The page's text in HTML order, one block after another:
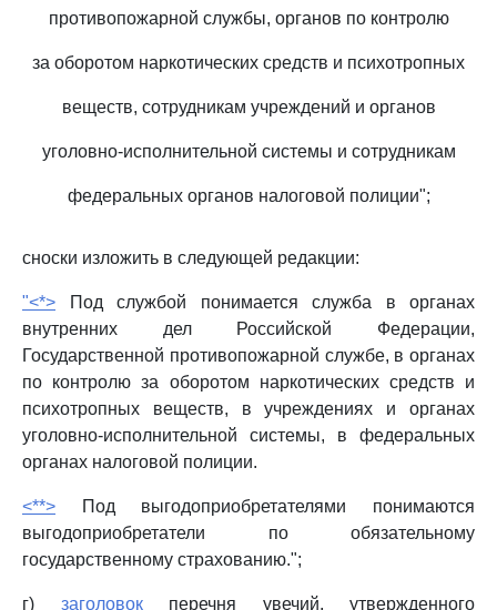
противопожарной службы, органов по контролю
за оборотом наркотических средств и психотропных
веществ, сотрудникам учреждений и органов
уголовно-исполнительной системы и сотрудникам
федеральных органов налоговой полиции";
сноски изложить в следующей редакции:
"<*> Под службой понимается служба в органах
внутренних дел Российской Федерации,
Государственной противопожарной службе, в органах
по контролю за оборотом наркотических средств и
психотропных веществ, в учреждениях и органах
уголовно-исполнительной системы, в федеральных
органах налоговой полиции.
<**> Под выгодоприобретателями понимаются
выгодоприобретатели по обязательному
государственному страхованию.";
г) заголовокперечня увечий, утвержденного